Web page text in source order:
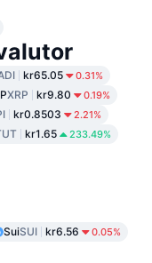
kr65.05 0.31%
XRP kr9.80 0.19%
kr0.8503 2.21%
kr1.65 233.49%
SuiSUI kr6.56 0.05%